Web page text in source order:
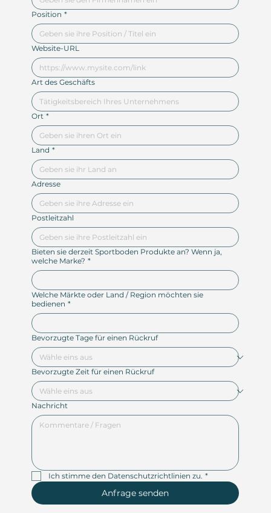
Position *
Website-URL
Art des Geschäfts
Ort *
Land *
Adresse
Postleitzahl
Bieten sie derzeit Sportboden Produkte an? Wenn ja,
welche Marke? *
Welche Märkte oder Land / Region möchten sie
bedienen *
Bevorzugte Tage für einen Rückruf
Bevorzugte Zeit für einen Rückruf
Nachricht
Ich stimme den Datenschutzrichtlinien zu. *
Anfrage senden